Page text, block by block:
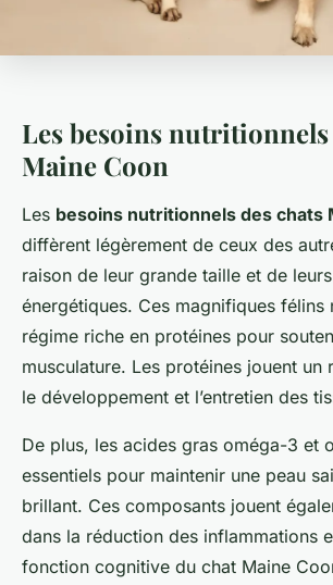
Les besoins nutritionnels
Maine Coon
Les besoins nutritionnels des chats
diffèrent légèrement de ceux des
raison de leur grande taille et de
énergétiques. Ces magnifiques félins
régime riche en protéines pour
musculature. Les protéines jouent un
le développement et l’entretien des
De plus, les acides gras oméga-3 et
essentiels pour maintenir une peau
brillant. Ces composants jouent
dans la réduction des inflammations
fonction cognitive du chat Maine